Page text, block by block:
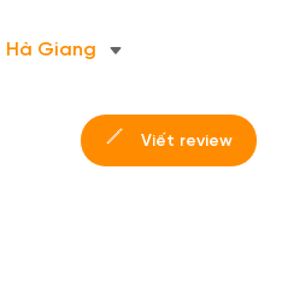
Hà Giang
Viết review